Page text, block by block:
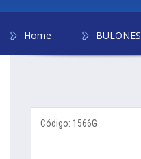
Home BULONES
Código: 1566G